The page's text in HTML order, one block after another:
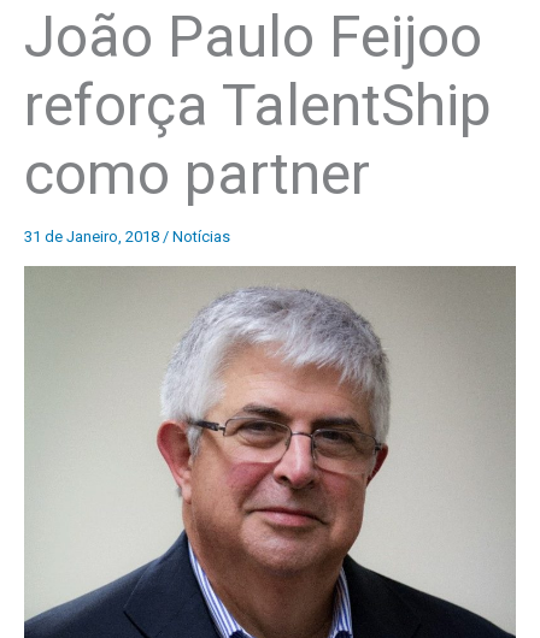
João Paulo Feijoo
reforça TalentShip
como partner
31 de Janeiro, 2018 / Notícias